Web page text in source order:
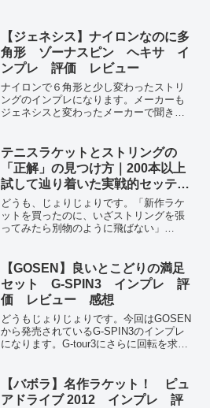
【ジェネシス】ナイロンなのに多
角形 ゾーナスピン ヘキサ イ
ンプレ 評価 レビュー
ナイロンで６角形と少し変わったストリ
ングのインプレになります。メーカーも
ジェネシスと変わったメーカーで聞き慣
テニスラケットとストリングの
「正解」の見つけ方｜200本以上
試して辿り着いた実戦的セッティ
ング論
どうも、じょりじょりです。「新作ラケ
ットを買ったのに、いざストリングを張
ってみたら別物のように飛ばない」
く」……。テニスプレーヤーなら誰もが
一度は陥る「セッティング沼...
【GOSEN】良いとこどりの満足
セット G-SPIN3 インプレ 評
価 レビュー 感想
どうもじょりじょりです。今回はGOSEN
から発売されているG-SPIN3のインプレ
になります。G-tour3にさらに回転を求め
が良い・硬くなく使いやすい・ポリツア
ーレブ...
【バボラ】名作ラケット！ ピュ
アドライブ 2012 インプレ 評